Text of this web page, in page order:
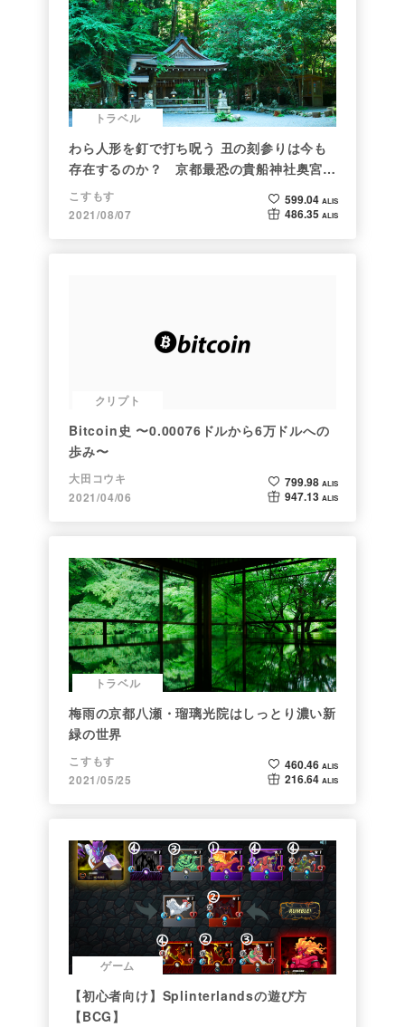
トラベル
わら人形を釘で打ち呪う 丑の刻参りは今も
存在するのか？ 京都最恐の貴船神社奥宮を
調べた
こすもす
2021/08/07
599.04 ALIS
486.35 ALIS
クリプト
Bitcoin史 〜0.00076ドルから6万ドルへの
歩み〜
大田コウキ
2021/04/06
799.98 ALIS
947.13 ALIS
トラベル
梅雨の京都八瀬・瑠璃光院はしっとり濃い新
緑の世界
こすもす
2021/05/25
460.46 ALIS
216.64 ALIS
ゲーム
【初心者向け】Splinterlandsの遊び方
【BCG】